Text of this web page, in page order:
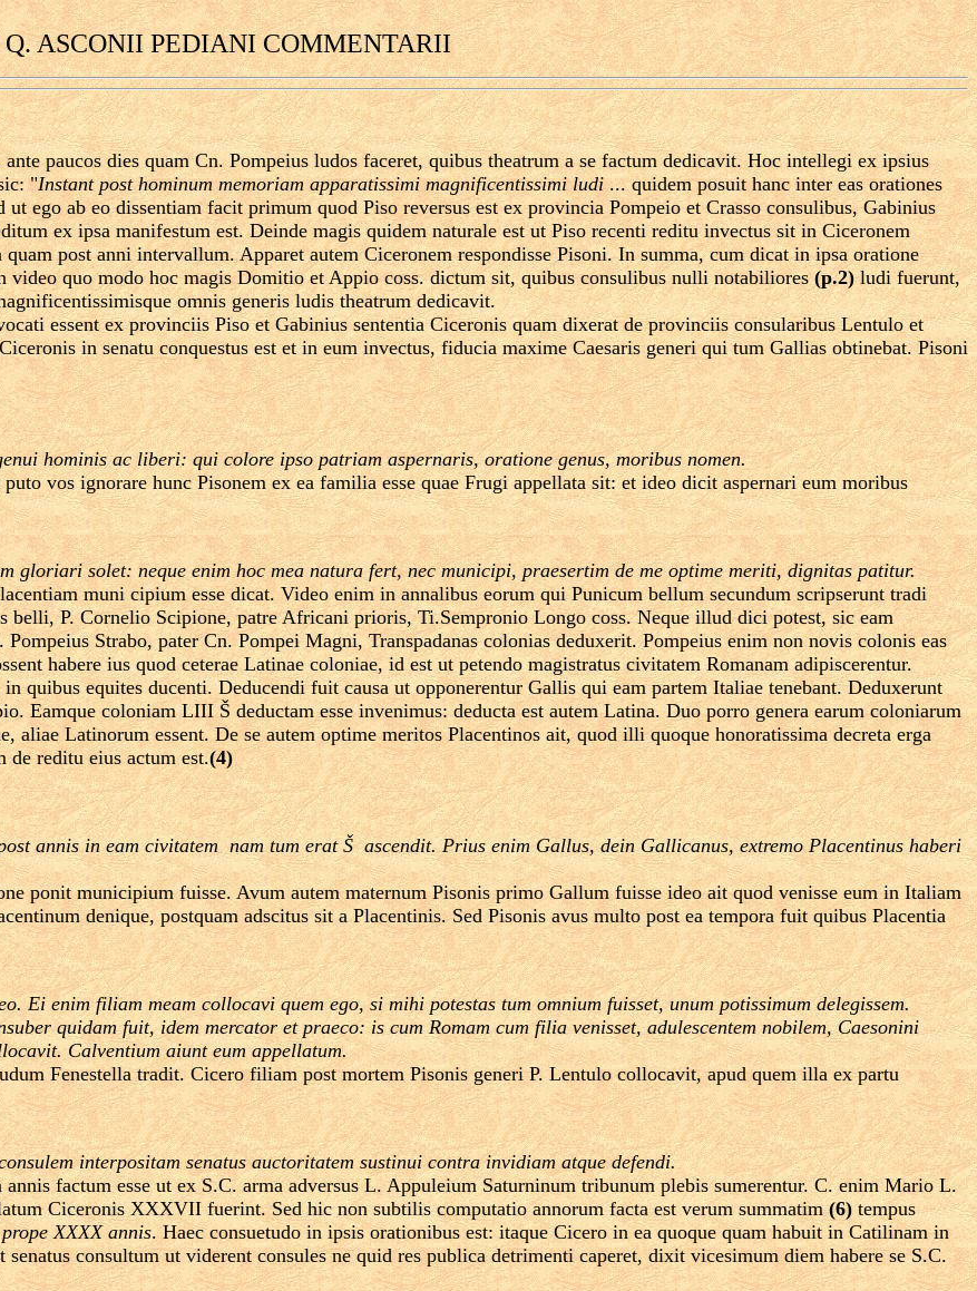
Q. ASCONII PEDIANI COMMENTARII
paucos dies quam Cn. Pompeius ludos faceret, quibus theatrum a se factum dedicavit. Hoc intellegi ex ipsius
"Instant post hominum memoriam apparatissimi magnificentissimi ludi... quidem posuit hanc inter eas orationes
ego ab eo dissentiam facit primum quod Piso reversus est ex provincia Pompeio et Crasso consulibus, Gabinius
ex ipsa manifestum est. Deinde magis quidem naturale est ut Piso recenti reditu invectus sit in Ciceronem
post anni intervallum. Apparet autem Ciceronem respondisse Pisoni. In summa, cum dicat in ipsa oratione
video quo modo hoc magis Domitio et Appio coss. dictum sit, quibus consulibus nulli notabiliores (p.2) ludi fuerunt,
omnis generis ludis theatrum dedicavit.
essent ex provinciis Piso et Gabinius sententia Ciceronis quam dixerat de provinciis consularibus Lentulo et
in senatu conquestus est et in eum invectus, fiducia maxime Caesaris generi qui tum Gallias obtinebat. Pisoni
hominis ac liberi: qui colore ipso patriam aspernaris, oratione genus, moribus nomen.
vos ignorare hunc Pisonem ex ea familia esse quae Frugi appellata sit: et ideo dicit aspernari eum moribus
gloriari solet: neque enim hoc mea natura fert, nec municipi, praesertim de me optime meriti, dignitas patitur.
muni cipium esse dicat. Video enim in annalibus eorum qui Punicum bellum secundum scripserunt tradi
P. Cornelio Scipione, patre Africani prioris, Ti.Sempronio Longo coss. Neque illud dici potest, sic eam
Strabo, pater Cn. Pompei Magni, Transpadanas colonias deduxerit. Pompeius enim non novis colonis eas
habere ius quod ceterae Latinae coloniae, id est ut petendo magistratus civitatem Romanam adipiscerentur.
quibus equites ducenti. Deducendi fuit causa ut opponerentur Gallis qui eam partem Italiae tenebant. Deduxerunt
Eamque coloniam LIII Š deductam esse invenimus: deducta est autem Latina. Duo porro genera earum coloniarum
aliae Latinorum essent. De se autem optime meritos Placentinos ait, quod illi quoque honoratissima decreta erga
de reditu eius actum est.(4)
annis in eam civitatem ­ nam tum erat Š ­ ascendit. Prius enim Gallus, dein Gallicanus, extremo Placentinus haberi
ponit municipium fuisse. Avum autem maternum Pisonis primo Gallum fuisse ideo ait quod venisse eum in Italiam
denique, postquam adscitus sit a Placentinis. Sed Pisonis avus multo post ea tempora fuit quibus Placentia
Ei enim filiam meam collocavi quem ego, si mihi potestas tum omnium fuisset, unum potissimum delegissem.
quidam fuit, idem mercator et praeco: is cum Romam cum filia venisset, adulescentem nobilem, Caesonini
Calventium aiunt eum appellatum.
Fenestella tradit. Cicero filiam post mortem Pisonis generi P. Lentulo collocavit, apud quem illa ex partu
interpositam senatus auctoritatem sustinui contra invidiam atque defendi.
factum esse ut ex S.C. arma adversus L. Appuleium Saturninum tribunum plebis sumerentur. C. enim Mario L.
Ciceronis XXXVII fuerint. Sed hic non subtilis computatio annorum facta est verum summatim(6) tempus
prope XXXX annis. Haec consuetudo in ipsis orationibus est: itaque Cicero in ea quoque quam habuit in Catilinam in
senatus consultum ut viderent consules ne quid res publica detrimenti caperet, dixit vicesimum diem habere se S.C.